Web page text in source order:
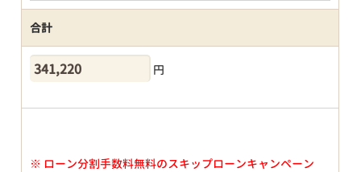
合計
円
※ ローン分割手数料無料のスキップローンキャンペーン